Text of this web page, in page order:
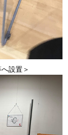
設置＞